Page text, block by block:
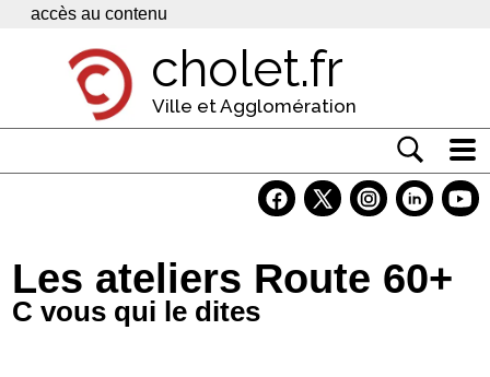
Panneau de gestion des cookies
accès au contenu
cholet.fr
Ville et Agglomération
Economie
Les ateliers Route 60+
C vous qui le dites